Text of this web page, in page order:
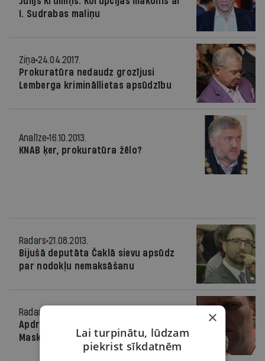
I. Sudrabas maliņu
Ziņa 24.04.2017.
Prokuratūra nedaudz grozījusi
Lemberga krimināllietas apsūdzību
Analīze 16.10.2013.
KNAB ķer, prokuratūra žēlo?
Radars 21.08.2013.
Bijušā deputāta Čaklā sievu apsūdz
par nodokļu nemaksāšanu
Radars
Apdraudēta Navaļnija kandidēšana
Maskavas mēra vēlēšanās
×
Lai turpinātu, lūdzam
piekrist sīkdatnēm